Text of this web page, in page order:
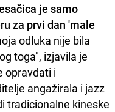
je samo
za prvi dan 'male
odluka nije bila
toga", izjavila je
opravdati i
angažirala i jazz
tradicionalne kineske